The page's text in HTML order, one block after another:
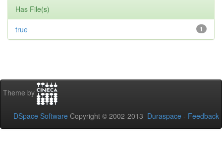
Has File(s)
1
true
Theme by
DSpace Software Copyright © 2002-2013 Duraspace - Feedback